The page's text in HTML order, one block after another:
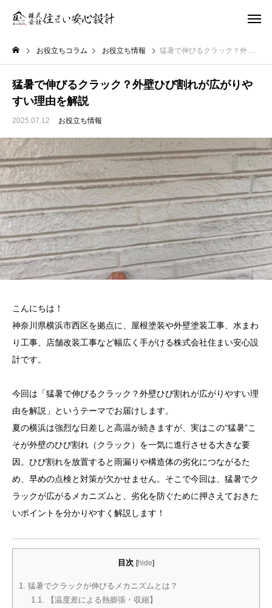
お役立ちコラム お役立ち情報 猛暑で伸びるクラック？外壁ひび割れが広がりやすい理由を解説
猛暑で伸びるクラック？外壁ひび割れが広がりや
すい理由を解説
2025.07.12 お役立ち情報
こんにちは！
神奈川県横浜市西区を拠点に、屋根塗装や外壁塗装工事、水まわ
り工事、店舗改装工事など幅広く手がける株式会社住まい安心設
計です。
今回は「猛暑で伸びるクラック？外壁ひび割れが広がりやすい理
由を解説」というテーマでお届けします。
夏の横浜は強烈な日差しと高温が続きますが、実はこの“猛暑”こ
そが外壁のひび割れ（クラック）を一気に進行させる大きな要
因。ひび割れを放置すると雨漏りや構造体の劣化につながるた
め、早めの点検と対策が欠かせません。そこで今回は、猛暑でク
ラックが広がるメカニズムと、劣化を防ぐために押さえておきた
いポイントを分かりやすく解説します！
目次 [hide]
1.
猛暑でクラックが伸びるメカニズムとは？
1.1.
【温度差による熱膨張・収縮】